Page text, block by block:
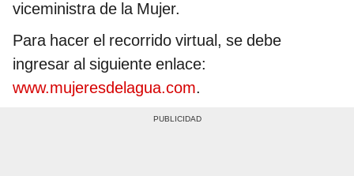
viceministra de la Mujer.
Para hacer el recorrido virtual, se debe
ingresar al siguiente enlace:
www.mujeresdelagua.com.